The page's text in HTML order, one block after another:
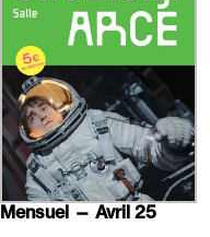
Mensuel — Avril 25